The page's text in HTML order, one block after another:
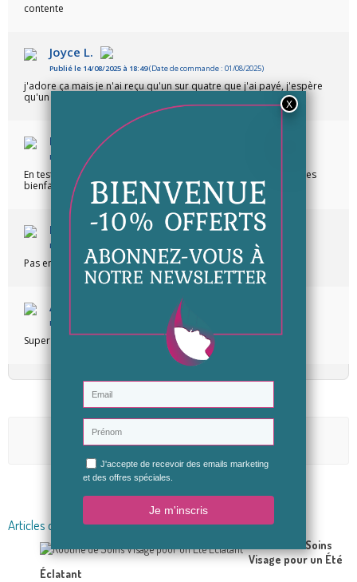
contente
Joyce L.
Publié le 14/08/2025 à 18:49(Date de commande : 01/08/2025)
j'adore ça mais je n'ai reçu qu'un sur quatre que j'ai payé, j'espère
qu'un suivi immédiat sera organisé.
KARINE T.
Publié le 10/10/2021 à 11:25
En teste depuis 1 semaine.. Très frais et odeur agréable. Pour les
bienfaits j'attends de voir dans le temps
Nancy H.
Publié le 12/04/2021 à 12:01 (Date de commande : 01/04/2021)
Pas encore eu le temps de finir le pot mais déjà de bon effet !
Anonymous a.
Publié le 12/02/2019 à 16:58
Super crème
Articles du blog en relation
Routine de Soins
Visage pour un Été
Éclatant